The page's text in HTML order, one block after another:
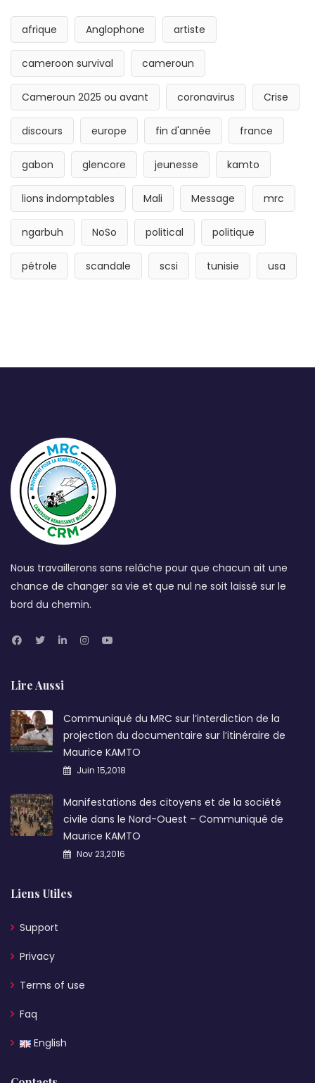
afrique Anglophone artiste
cameroon survival cameroun
Cameroun 2025 ou avant coronavirus Crise
discours europe fin d'année france
gabon glencore jeunesse kamto
lions indomptables Mali Message mrc
ngarbuh NoSo political politique
pétrole scandale scsi tunisie usa
Nous travaillerons sans relâche pour que chacun ait une
chance de changer sa vie et que nul ne soit laissé sur le
bord du chemin.
Lire Aussi
Communiqué du MRC sur l’interdiction de la
projection du documentaire sur l’itinéraire de
Maurice KAMTO
Juin 15,2018
Manifestations des citoyens et de la société
civile dans le Nord-Ouest – Communiqué de
Maurice KAMTO
Nov 23,2016
Liens Utiles
Support
Privacy
Terms of use
Faq
English